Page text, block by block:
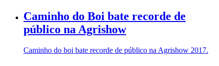
Caminho do Boi bate recorde de
público na Agrishow
Caminho do boi bate recorde de público na Agrishow 2017.